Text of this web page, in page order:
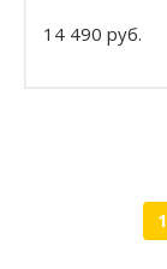
14 490 руб.
1